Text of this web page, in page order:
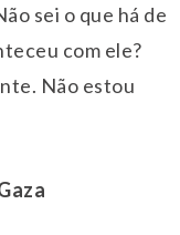
sei o que há de
com ele?
Não estou